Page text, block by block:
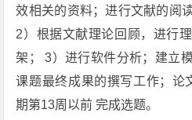
效相关的资料；进行文献的阅
2）根据文献理论回顾，进行
架； 3）进行软件分析；建立
课题最终成果的撰写工作；论
期第13周以前 完成选题。